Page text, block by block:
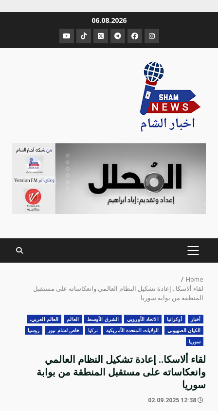
06.08.2026
عنصر
القائمة
عنصر
القائمة
عنصر
القائمة
عنصر
القائمة
عنصر
القائمة
عنصر
القائمة
PRIMARY
MENU
Home
لقاء ألاسكا.. إعادة تشكيل النظام العالمي وانعكاساته على مستقبل
المنطقة من بوابة سوريا
أخبار أوكرانيا الاتحاد الأوروبي الشرق الأوسط العالم
العالم العربي،
الكيان الصهيوني
الولايات المتحدة الأمريكية تركيا خاص لشام نيوز
روسيا
سوريا
لقاء ألاسكا.. إعادة تشكيل النظام العالمي
وانعكاساته على مستقبل المنطقة من بوابة
سوريا